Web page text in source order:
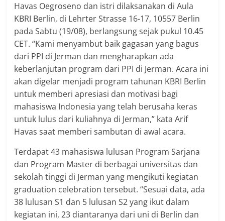
Havas Oegroseno dan istri dilaksanakan di Aula
KBRI Berlin, di Lehrter Strasse 16-17, 10557 Berlin
pada Sabtu (19/08), berlangsung sejak pukul 10.45
CET. “Kami menyambut baik gagasan yang bagus
dari PPI di Jerman dan mengharapkan ada
keberlanjutan program dari PPI di Jerman. Acara ini
akan digelar menjadi program tahunan KBRI Berlin
untuk memberi apresiasi dan motivasi bagi
mahasiswa Indonesia yang telah berusaha keras
untuk lulus dari kuliahnya di Jerman,” kata Arif
Havas saat memberi sambutan di awal acara.
Terdapat 43 mahasiswa lulusan Program Sarjana
dan Program Master di berbagai universitas dan
sekolah tinggi di Jerman yang mengikuti kegiatan
graduation celebration tersebut. “Sesuai data, ada
38 lulusan S1 dan 5 lulusan S2 yang ikut dalam
kegiatan ini, 23 diantaranya dari uni di Berlin dan